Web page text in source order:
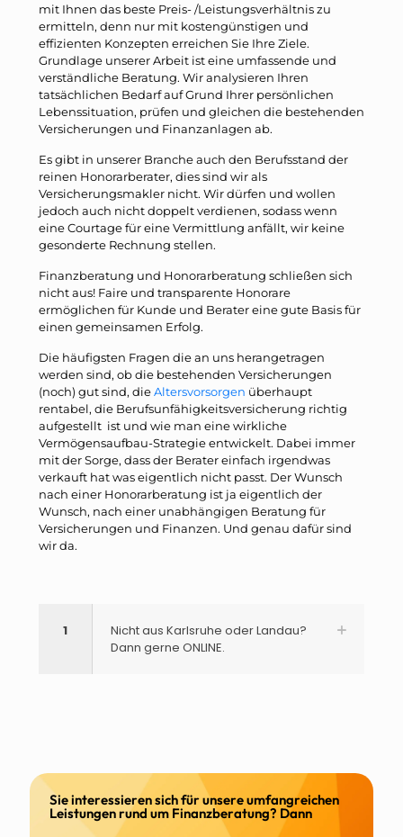
mit Ihnen das beste Preis- /Leistungsverhältnis zu
ermitteln, denn nur mit kostengünstigen und
effizienten Konzepten erreichen Sie Ihre Ziele.
Grundlage unserer Arbeit ist eine umfassende und
verständliche Beratung. Wir analysieren Ihren
tatsächlichen Bedarf auf Grund Ihrer persönlichen
Lebenssituation, prüfen und gleichen die bestehenden
Versicherungen und Finanzanlagen ab.
Es gibt in unserer Branche auch den Berufsstand der
reinen Honorarberater, dies sind wir als
Versicherungsmakler nicht. Wir dürfen und wollen
jedoch auch nicht doppelt verdienen, sodass wenn
eine Courtage für eine Vermittlung anfällt, wir keine
gesonderte Rechnung stellen.
Finanzberatung und Honorarberatung schließen sich
nicht aus! Faire und transparente Honorare
ermöglichen für Kunde und Berater eine gute Basis für
einen gemeinsamen Erfolg.
Die häufigsten Fragen die an uns herangetragen
werden sind, ob die bestehenden Versicherungen
(noch) gut sind, dieAltersvorsorgen überhaupt
rentabel, die Berufsunfähigkeitsversicherung richtig
aufgestellt ist und wie man eine wirkliche
Vermögensaufbau-Strategie entwickelt. Dabei immer
mit der Sorge, dass der Berater einfach irgendwas
verkauft hat was eigentlich nicht passt. Der Wunsch
nach einer Honorarberatung ist ja eigentlich der
Wunsch, nach einer unabhängigen Beratung für
Versicherungen und Finanzen. Und genau dafür sind
wir da.
1
Nicht aus Karlsruhe oder Landau?
Dann gerne ONLINE.
Sie interessieren sich für unsere umfangreichen
Leistungen rund um Finanzberatung? Dann